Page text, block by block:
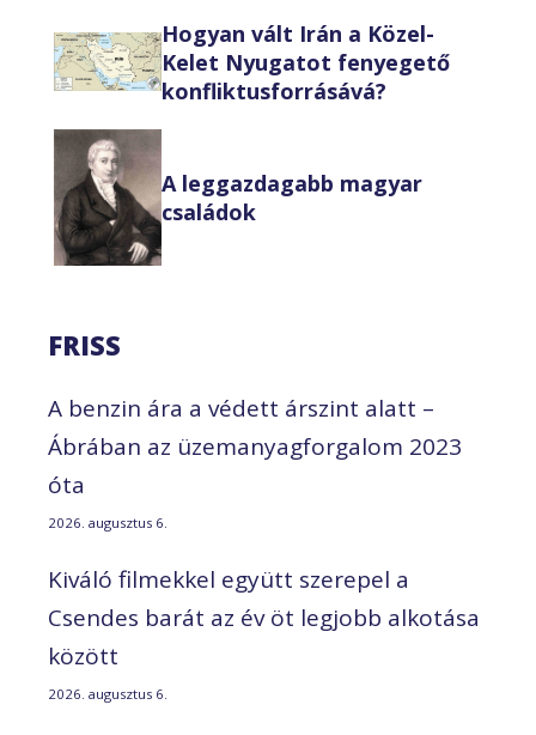
Hogyan vált Irán a Közel-
Kelet Nyugatot fenyegető
konfliktusforrásává?
A leggazdagabb magyar
családok
FRISS
A benzin ára a védett árszint alatt –
Ábrában az üzemanyagforgalom 2023
óta
2026. augusztus 6.
Kiváló filmekkel együtt szerepel a
Csendes barát az év öt legjobb alkotása
között
2026. augusztus 6.